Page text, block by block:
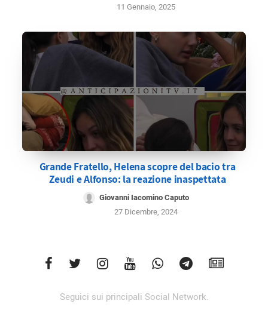
11 Gennaio, 2025
Grande Fratello, Helena scopre del bacio tra
Zeudi e Alfonso: la reazione inaspettata
Giovanni Iacomino Caputo
27 Dicembre, 2024
Seguici sui principali Social Network.